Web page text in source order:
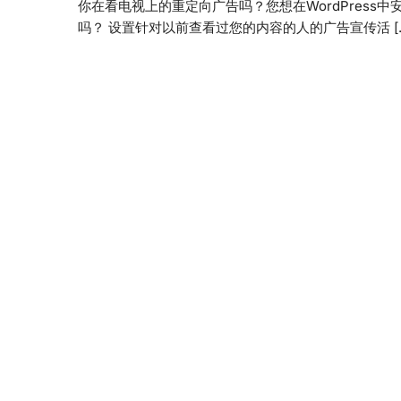
你在看电视上的重定向广告吗？您想在WordPress中
吗？ 设置针对以前查看过您的内容的人的广告宣传活